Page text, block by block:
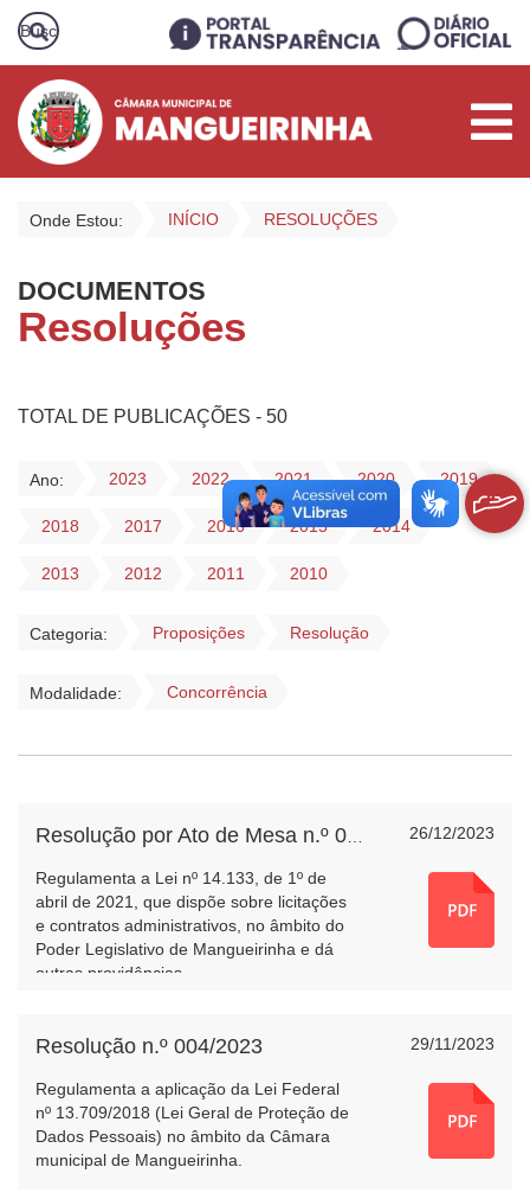
Onde Estou: INÍCIO RESOLUÇÕES
DOCUMENTOS
Resoluções
TOTAL DE PUBLICAÇÕES - 50
Ano: 2023 2022 2021 2020 2019
2018 2017 2016 2015 2014
2013 2012 2011 2010
Categoria: Proposições Resolução
Modalidade: Concorrência
26/12/2023
Regulamenta a Lei nº 14.133, de 1º de
abril de 2021, que dispõe sobre licitações
e contratos administrativos, no âmbito do
Poder Legislativo de Mangueirinha e dá
outras providências.
29/11/2023
Resolução n.º 004/2023
Regulamenta a aplicação da Lei Federal
nº 13.709/2018 (Lei Geral de Proteção de
Dados Pessoais) no âmbito da Câmara
municipal de Mangueirinha.